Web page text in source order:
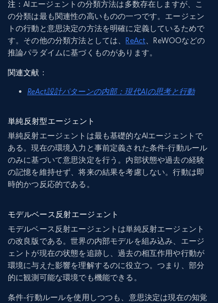
注 ：AIエージェントの分類方法は多数存在しますが、こ
の分類は最も関連性の高いものの一つです。エージェン
トの行動と意思決定の方法を明確に定義しているためで
す。その他の分類方法としては、 ReAct、ReWOOなどの
推論パラダイムに基づくものがあります。
関連文献 ：
ReAct設計パターンの内部：現代AIの思考と行動
単純反射型エージェント
単純反射エージェントは最も基礎的なAIエージェントで
ある。現在の環境入力と事前定義された条件-行動ルール
のみに基づいて意思決定を行う。内部状態や過去の経験
の記憶を維持せず、将来の結果を考慮しない。行動は即
時的かつ反応的である。
モデルベース反射エージェント
モデルベース反射エージェントは単純反射エージェント
の改良版である。世界の内部モデルを組み込み、エージ
ェントが現在の状態を追跡し、過去の相互作用や行動が
環境に与えた影響を理解するのに役立つ。つまり、部分
的に観測可能な環境でも機能できる。
条件-行動ルールを使用しつつも、意思決定は現在の知覚